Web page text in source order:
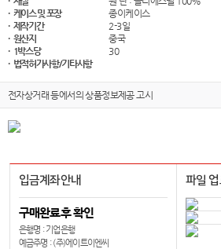
· 케이스 및 포장
종이케이스
· 제작기간
2-3일
· 원산지
중국
· 1박스당
30
· 법적허가사항/기타사항
전자상거래 등에서의 상품정보제공 고시
입금계좌안내
구매완료후 확인
은행명 : 기업은행
예금주명 : (주)에이트이엔씨
파일